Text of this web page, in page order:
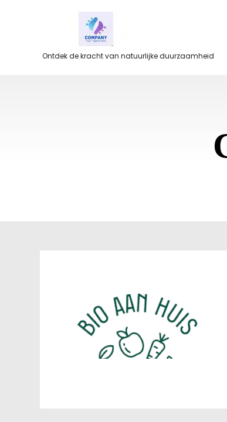
Ontdek de kracht van natuurlijke duurzaamheid